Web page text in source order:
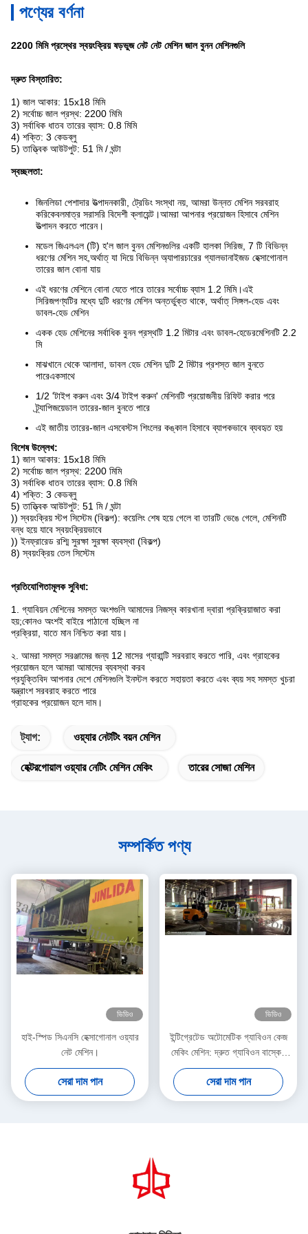
পণ্যের বর্ণনা
2200 মিমি প্রস্থের স্বয়ংক্রিয় ষড়ভুজ নেট নেট মেশিন জাল বুনন মেশিনগুলি
দ্রুত বিস্তারিত:
1) জাল আকার: 15x18 মিমি
2) সর্বোচ্চ জাল প্রস্থ: 2200 মিমি
3) সর্বাধিক ধাতব তারের ব্যাস: 0.8 মিমি
4) শক্তি: 3 কেডব্লু
5) তাত্ত্বিক আউটপুট: 51 মি / ঘন্টা
স্বচ্ছলতা:
জিনলিডা পেশাদার উত্পাদনকারী, ট্রেডিং সংস্থা নয়, আমরা উন্নত মেশিন সরবরাহ
করিকেবলমাত্র সরাসরি বিদেশী ক্লায়েন্ট।আমরা আপনার প্রয়োজন হিসাবে মেশিন
উত্পাদন করতে পারেন।
মডেল জিএলএল (টি) হ'ল জাল বুনন মেশিনগুলির একটি হালকা সিরিজ, 7 টি বিভিন্ন
ধরণের মেশিন সহ,অর্থাত্ যা দিয়ে বিভিন্ন অ্যাপারচারের গ্যালভানাইজড হেক্সাগোনাল
তারের জাল বোনা যায়
এই ধরণের মেশিনে বোনা যেতে পারে তারের সর্বোচ্চ ব্যাস 1.2 মিমি।এই
সিরিজপণ্যটির মধ্যে দুটি ধরণের মেশিন অন্তর্ভুক্ত থাকে, অর্থাত্ সিঙ্গল-হেড এবং
ডাবল-হেড মেশিন
একক হেড মেশিনের সর্বাধিক বুনন প্রস্থটি 1.2 মিটার এবং ডাবল-হেডেরমেশিনটি 2.2
মি
মাঝখানে থেকে আলাদা, ডাবল হেড মেশিন দুটি 2 মিটার প্রশস্ত জাল বুনতে
পারেএকসাথে
1/2 'টাইপ করুন এবং 3/4 টাইপ করুন' মেশিনটি প্রয়োজনীয় রিফিট করার পরে
ট্র্যাপিজয়েডাল তারের-জাল বুনতে পারে
এই জাতীয় তারের-জাল এসবেস্টস শিংলের কঙ্কাল হিসাবে ব্যাপকভাবে ব্যবহৃত হয়
বিশেষ উল্লেখ:
1) জাল আকার: 15x18 মিমি
2) সর্বোচ্চ জাল প্রস্থ: 2200 মিমি
3) সর্বাধিক ধাতব তারের ব্যাস: 0.8 মিমি
4) শক্তি: 3 কেডব্লু
5) তাত্ত্বিক আউটপুট: 51 মি / ঘন্টা
)) স্বয়ংক্রিয় স্টপ সিস্টেম (বিকল্প): কয়েলিং শেষ হয়ে গেলে বা তারটি ভেঙে গেলে, মেশিনটি
বন্ধ হয়ে যাবেস্বয়ংক্রিয়ভাবে
)) ইনফ্রারেড রশ্মি সুরক্ষা সুরক্ষা ব্যবস্থা (বিকল্প)
8) স্বয়ংক্রিয় তেল সিস্টেম
প্রতিযোগিতামূলক সুবিধা:
1. গ্যাবিয়ন মেশিনের সমস্ত অংশগুলি আমাদের নিজস্ব কারখানা দ্বারা প্রক্রিয়াজাত করা
হয়;কোনও অংশই বাইরে পাঠানো হচ্ছিল না
প্রক্রিয়া, যাতে মান নিশ্চিত করা যায়।
২. আমরা সমস্ত সরঞ্জামের জন্য 12 মাসের গ্যারান্টি সরবরাহ করতে পারি, এবং গ্রাহকের
প্রয়োজন হলে আমরা আমাদের ব্যবস্থা করব
প্রযুক্তিবিদ আপনার দেশে মেশিনগুলি ইনস্টল করতে সহায়তা করতে এবং ব্যয় সহ সমস্ত খুচরা
যন্ত্রাংশ সরবরাহ করতে পারে
গ্রাহকের প্রয়োজন হলে দাম।
ট্যাগ: ওয়্যার নেটটিং বয়ন মেশিন
হেক্টরগোয়াল ওয়্যার নেটিং মেশিন মেকিং তারের সোজা মেশিন
সম্পর্কিত পণ্য
ভিডিও
হাই-স্পিড সিএনসি হেক্সাগোনাল ওয়্যার
নেট মেশিন।
সেরা দাম পান
ভিডিও
ইন্টিগ্রেটেড অটোমেটিক গ্যাবিওন কেজ
মেকিং মেশিন: দ্রুত গ্যাবিওন বাস্কেট
উৎপাদনের জন্য ইন্ডাস্ট্রিয়াল অ্যাসেম্বলি
লাইন
সেরা দাম পান